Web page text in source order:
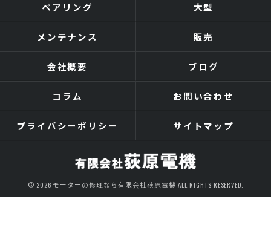
ベアリング 大型
メンテナンス 販売
会社概要 ブログ
コラム お問い合わせ
プライバシーポリシー サイトマップ
© 2026 モーターの修理なら有限会社荻原電機 ALL RIGHTS RESERVED.